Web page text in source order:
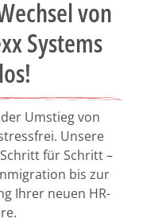
von
Systems
Umstieg von
Unsere
für Schritt –
bis zur
Ihrer neuen HR-